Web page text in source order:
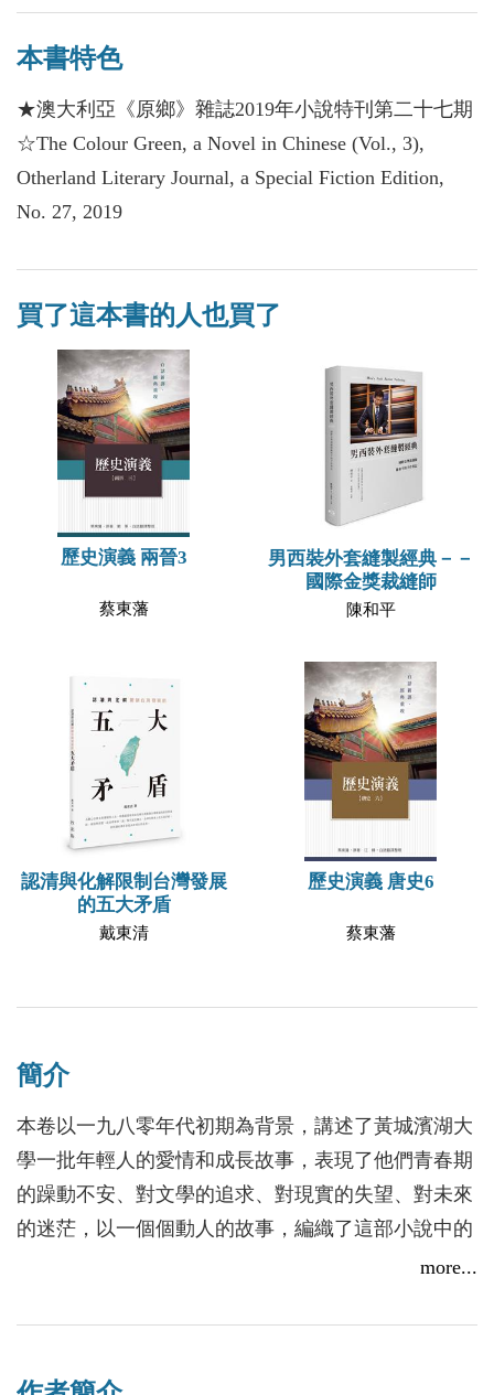
本書特色
★澳大利亞《原鄉》雜誌2019年小說特刊第二十七期
☆The Colour Green, a Novel in Chinese (Vol., 3),
Otherland Literary Journal, a Special Fiction Edition,
No. 27, 2019
買了這本書的人也買了
歷史演義 兩晉3
蔡東藩
男西裝外套縫製經典－－
國際金獎裁縫師
陳和平
認清與化解限制台灣發展
的五大矛盾
戴東清
歷史演義 唐史6
蔡東藩
簡介
本卷以一九八零年代初期為背景，講述了黃城濱湖大
學一批年輕人的愛情和成長故事，表現了他們青春期
的躁動不安、對文學的追求、對現實的失望、對未來
的迷茫，以一個個動人的故事，編織了這部小說中的
這些年輕人沒有名字，只有代號，如黃城的H君、W
more...